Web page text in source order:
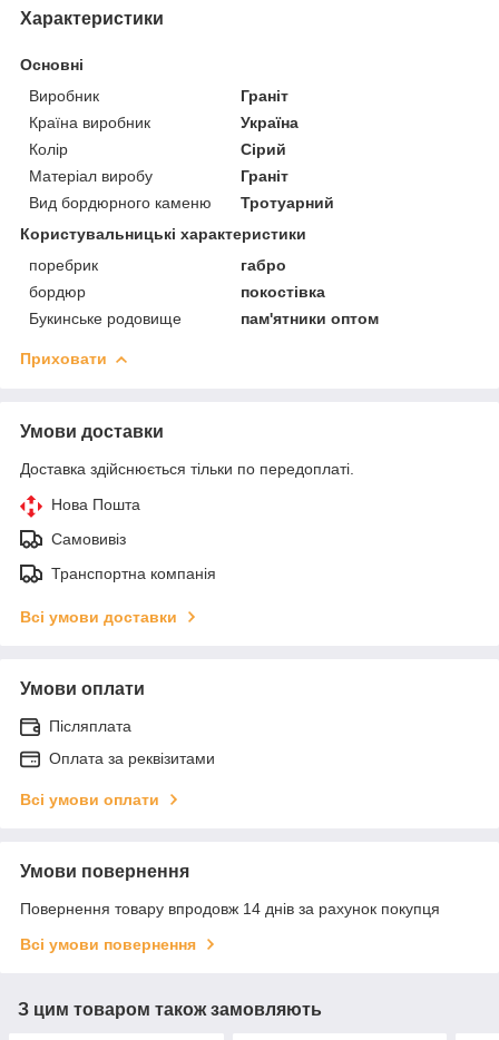
Характеристики
Основні
Виробник
Граніт
Країна виробник
Україна
Колір
Сірий
Матеріал виробу
Граніт
Вид бордюрного каменю
Тротуарний
Користувальницькі характеристики
поребрик
габро
бордюр
покостівка
Букинське родовище
пам'ятники оптом
Приховати
Умови доставки
Доставка здійснюється тільки по передоплаті.
Нова Пошта
Самовивіз
Транспортна компанія
Всі умови доставки
Умови оплати
Післяплата
Оплата за реквізитами
Всі умови оплати
Умови повернення
Повернення товару впродовж 14 днів за рахунок покупця
Всі умови повернення
З цим товаром також замовляють